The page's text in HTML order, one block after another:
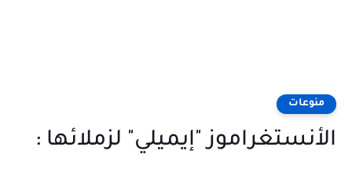
منوعات
الأنستغراموز "إيميلي" لزملائها :